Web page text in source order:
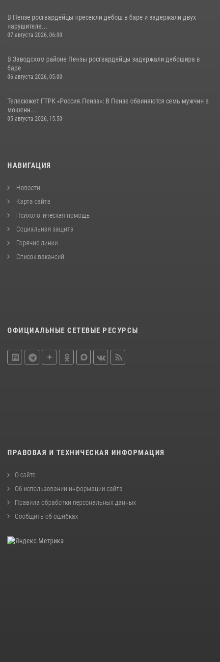
В Пензе росгвардейцы пресекли дебош в баре и задержали двух
нарушителе...
07 августа 2026, 06:00
В Заводском районе Пензы росгвардейцы задержали дебошира в
баре
06 августа 2026, 05:00
Телесюжет ГТРК «Россия.Пенза»: В Пензе обвиняются семь мужчин в
мошенн...
05 августа 2026, 15:50
НАВИГАЦИЯ
Новости
Карта сайта
Психологическая помощь
Социальная защита
Горячие линии
Список вакансий
ОФИЦИАЛЬНЫЕ СЕТЕВЫЕ РЕСУРСЫ
ПРАВОВАЯ И ТЕХНИЧЕСКАЯ ИНФОРМАЦИЯ
О сайте
Об использовании информации сайта
Правила обработки персональных данных
Сообщить об ошибках